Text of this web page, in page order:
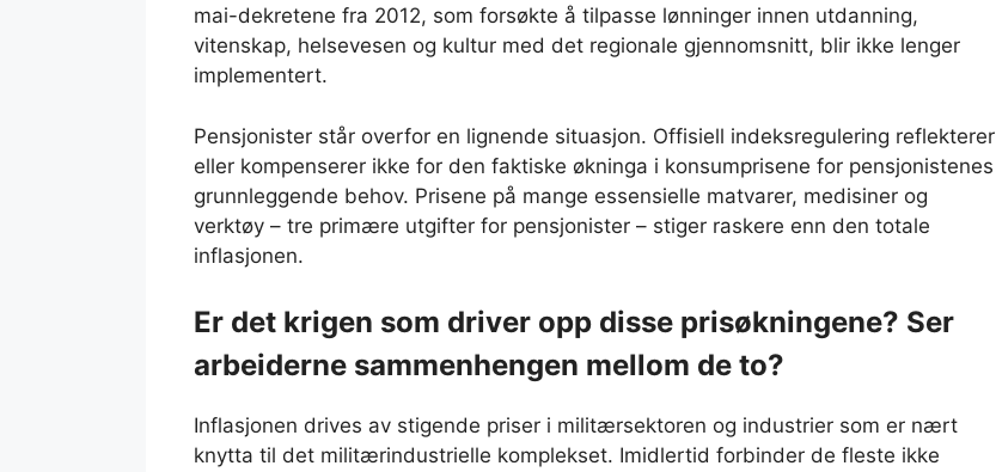
mai-dekretene fra 2012, som forsøkte å tilpasse lønninger innen utdanning,
vitenskap, helsevesen og kultur med det regionale gjennomsnitt, blir ikke lenger
implementert.
Pensjonister står overfor en lignende situasjon. Offisiell indeksregulering reflekterer
eller kompenserer ikke for den faktiske økninga i konsumprisene for pensjonistenes
grunnleggende behov. Prisene på mange essensielle matvarer, medisiner og
verktøy – tre primære utgifter for pensjonister – stiger raskere enn den totale
inflasjonen.
Er det krigen som driver opp disse prisøkningene? Ser
arbeiderne sammenhengen mellom de to?
Inflasjonen drives av stigende priser i militærsektoren og industrier som er nært
knytta til det militærindustrielle komplekset. Imidlertid forbinder de fleste ikke